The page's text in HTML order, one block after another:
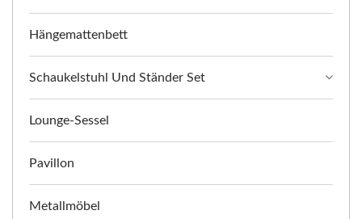
Hängemattenbett
Schaukelstuhl Und Ständer Set
Lounge-Sessel
Pavillon
Metallmöbel